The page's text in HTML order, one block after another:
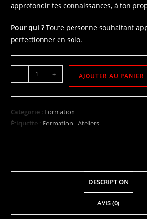
approfondir tes connaissances, à ton
Pour qui ? Toute personne souhaitant
perfectionner en solo.
- + AJOUTER AU PANIER
Catégorie : Formation
Étiquette : Formation - Ateliers
DESCRIPTION
AVIS (0)